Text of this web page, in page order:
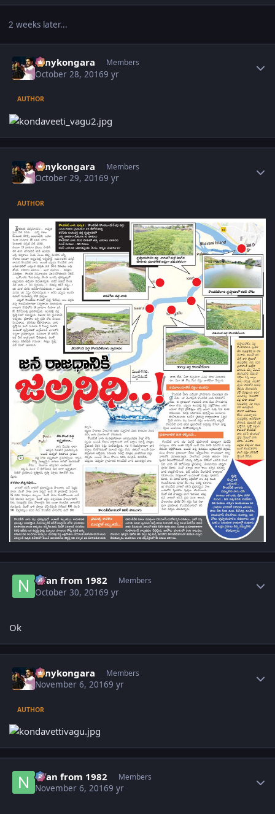
2 weeks later...
sonykongara Members
October 28, 20169 yr
AUTHOR
sonykongara Members
October 29, 20169 yr
AUTHOR
Nfan from 1982 Members
October 30, 20169 yr
Ok
sonykongara Members
November 6, 20169 yr
AUTHOR
Nfan from 1982 Members
November 6, 20169 yr